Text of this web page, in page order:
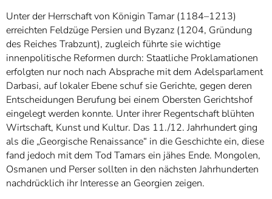
Unter der Herrschaft von Königin Tamar (1184–1213)
erreichten Feldzüge Persien und Byzanz (1204, Gründung
des Reiches Trabzunt), zugleich führte sie wichtige
innenpolitische Reformen durch: Staatliche Proklamationen
erfolgten nur noch nach Absprache mit dem Adelsparlament
Darbasi, auf lokaler Ebene schuf sie Gerichte, gegen deren
Entscheidungen Berufung bei einem Obersten Gerichtshof
eingelegt werden konnte. Unter ihrer Regentschaft blühten
Wirtschaft, Kunst und Kultur. Das 11./12. Jahrhundert ging
als die „Georgische Renaissance“ in die Geschichte ein, diese
fand jedoch mit dem Tod Tamars ein jähes Ende. Mongolen,
Osmanen und Perser sollten in den nächsten Jahrhunderten
nachdrücklich ihr Interesse an Georgien zeigen.